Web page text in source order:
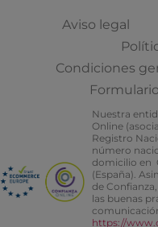
Aviso legal
Condiciones
Nuestra
Online
Registro
número
domicilio en
(España).
de
las buenas
https://